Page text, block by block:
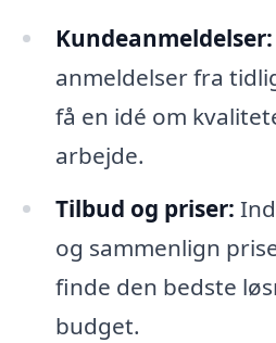
Kundeanmeldelser:
anmeldelser fra
få en idé om
arbejde.
Tilbud og priser:
og sammenlign
finde den bedste
budget.